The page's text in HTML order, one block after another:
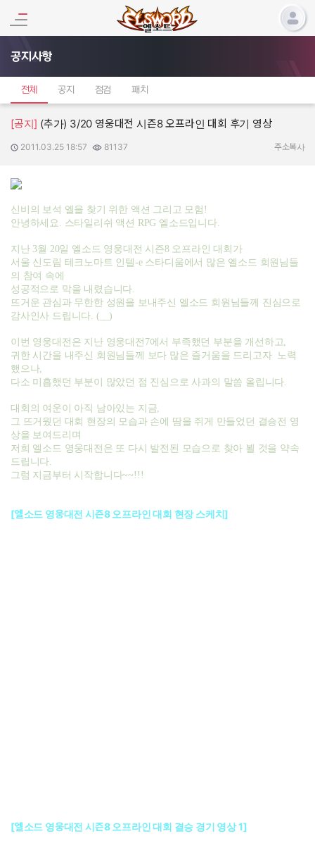
공지사항
전체 공지 점검 패치
[공지] (추가) 3/20 영웅대전 시즌8 오프라인 대회 후기 영상
작성일:
2011.03.25 18:57
조회수: 81137 주소복사
신비의 보석 엘을 찾기 위한 액션 그리고 모험!
안녕하세요. 스타일리쉬 액션 RPG 엘소드입니다.
지난 3월 20일 엘소드 영웅대전 시즌8 오프라인 대회가
서울 신도림 테크노마트 인텔-e 스타디움에서 많은 엘소드 회원님들
의 참여 속에
성공적으로 막을 내렸습니다.
뜨거운 관심과 무한한 성원을 보내주신 엘소드 회원님들께 진심으로
감사인사 드립니다. (__)
이번 영웅대전은 지난 영웅대전7에서 부족했던 부분을 개선하고,
귀한 시간을 내주신 회원님들께 보다 많은 즐거움을 드리고자 노력
했으나,
다소 미흡했던 부분이 많았던 점 진심으로 사과의 말씀 올립니다.
대회의 여운이 아직 남아있는 지금,
그 뜨거웠던 대회 현장의 모습과 손에 땀을 쥐게 만들었던 결승전 영
상을 보여드리며
저희 엘소드 영웅대전은 또 다시 발전된 모습으로 찾아 뵐 것을 약속
드립니다.
그럼 지금부터 시작합니다~~!!!
[엘소드 영웅대전 시즌8 오프라인 대회 현장 스케치]
[엘소드 영웅대전 시즌8 오프라인 대회 결승 경기 영상 1]